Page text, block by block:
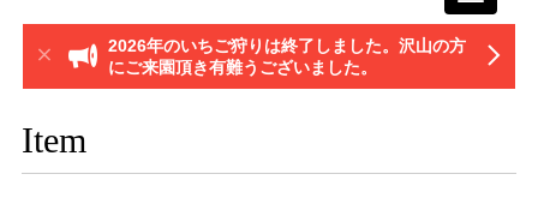
2026年のいちご狩りは終了しました。沢山の方
にご来園頂き有難うございました。
Item